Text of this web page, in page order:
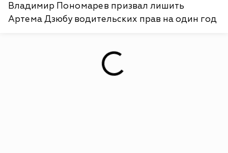
Владимир Пономарев призвал лишить
Артема Дзюбу водительских прав на один год